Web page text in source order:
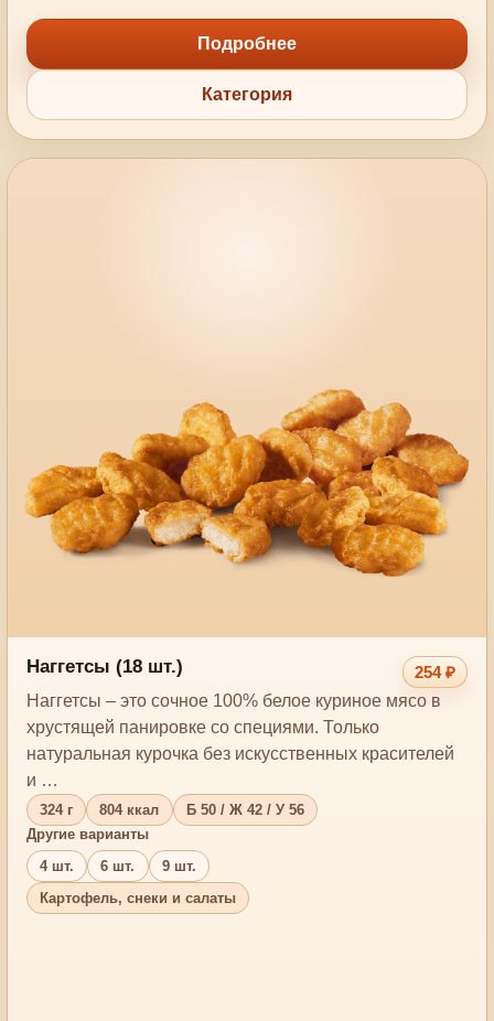
Подробнее
Категория
Наггетсы (18 шт.)
254 ₽
Наггетсы – это сочное 100% белое куриное мясо в
хрустящей панировке со специями. Только
натуральная курочка без искусственных красителей
и …
324 г 804 ккал
Б 50 / Ж 42 / У 56
Другие варианты
4 шт.
6 шт.
9 шт.
Картофель, снеки и салаты